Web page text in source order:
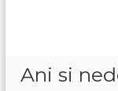
Ani si